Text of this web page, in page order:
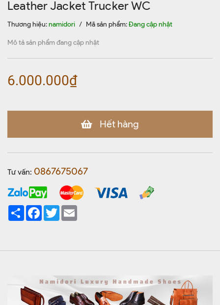
Leather Jacket Trucker WC
Thương hiệu:namidori / Mã sản phẩm:Đang cập nhật
Mô tả sản phẩm đang cập nhật
6.000.000₫
Hết hàng
Tư vấn: 0867675067
Share Facebook
Twitter